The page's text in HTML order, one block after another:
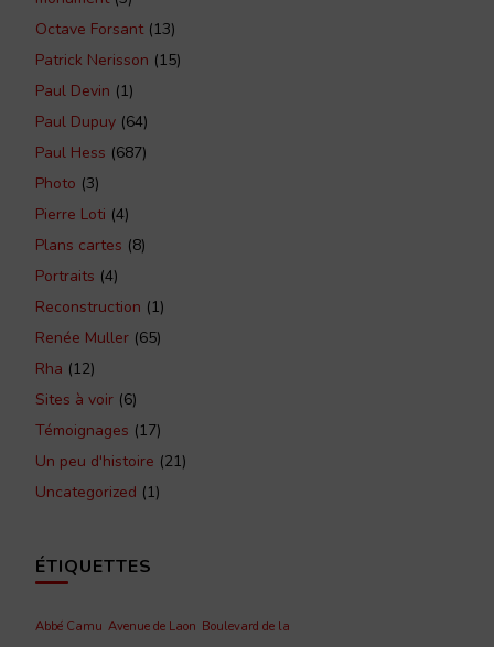
Octave Forsant(13)
Patrick Nerisson (15)
Paul Devin (1)
Paul Dupuy (64)
Paul Hess (687)
Photo (3)
Pierre Loti (4)
Plans cartes (8)
Portraits (4)
Reconstruction (1)
Renée Muller (65)
Rha (12)
Sites à voir (6)
Témoignages (17)
Un peu d'histoire (21)
Uncategorized (1)
ÉTIQUETTES
Abbé Camu Avenue de Laon Boulevard de la